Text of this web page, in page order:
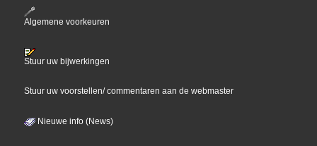
Algemene voorkeuren
Stuur uw bijwerkingen
Stuur uw voorstellen/ commentaren aan de webmaster
Nieuwe info (News)